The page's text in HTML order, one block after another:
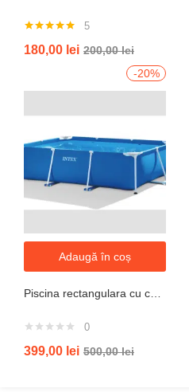
5.00din 5
5
180,00 lei 200,00lei
-20%
Adaugă în coș
Piscina rectangulara cu cadru metalic Metal Frame Intex , 220x150xH60 cm
0
399,00 lei 500,00lei